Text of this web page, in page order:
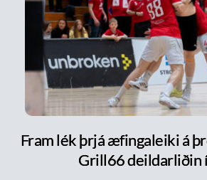
Fram lék þrjá æfingaleiki á
Grill66 deildarliðin